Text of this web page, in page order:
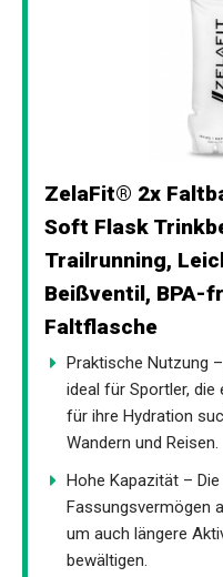
ZelaFit® 2x
Soft Flask
Trailrunning,
Beißventil, BPA-
Faltflasche
Praktische Nutzung
ideal für Sportler, die
für ihre Hydration
Wandern und Reisen.
Hohe Kapazität –
Fassungsvermögen
um auch längere
bewältigen.